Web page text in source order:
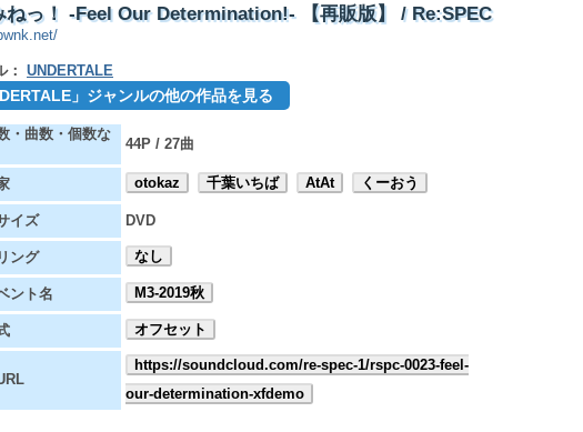
ねっ！ -Feel Our Determination!- 【再販版】 / Re:SPEC
： UNDERTALE
」ジャンルの他の作品を見る
・曲数・個数な
44P / 27曲
otokaz 千葉いちば AtAt くーおう
イズ DVD
ング なし
ント名 M3-2019秋
オフセット
https://soundcloud.com/re-spec-1/rspc-0023-feel-
our-determination-xfdemo